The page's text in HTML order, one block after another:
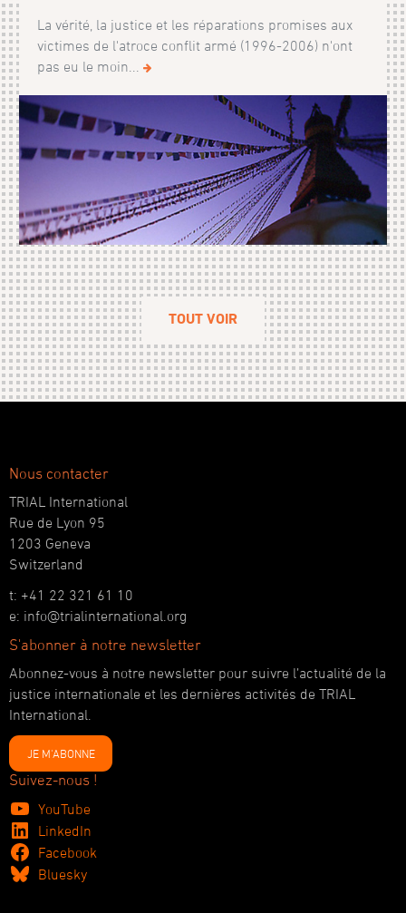
La vérité, la justice et les réparations promises aux
victimes de l'atroce conflit armé (1996-2006) n'ont
pas eu le moin...
TOUT VOIR
Nous contacter
TRIAL International
Rue de Lyon 95
1203 Geneva
Switzerland
t: +41 22 321 61 10
e: info@trialinternational.org
S'abonner à notre newsletter
Abonnez-vous à notre newsletter pour suivre l’actualité de la
justice internationale et les dernières activités de TRIAL
International.
JE M'ABONNE
Suivez-nous !
YouTube
LinkedIn
Facebook
Bluesky